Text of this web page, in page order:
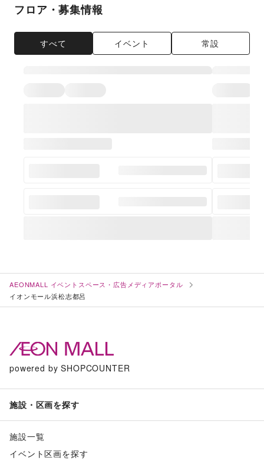
フロア・募集情報
すべて イベント 常設
AEONMALL イベントスペース・広告メディアポータル
イオンモール浜松志都呂
powered by SHOPCOUNTER
施設・区画を探す
施設一覧
イベント区画を探す